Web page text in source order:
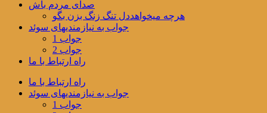
صدای مردم باش
هرچه میخواهددل تنگ زنگ بزن بگو
جواب به نیازمندیهای سوئد
جواب 1
جواب 2
راه ارتباط با ما
راه ارتباط با ما
جواب به نیازمندیهای سوئد
جواب 1